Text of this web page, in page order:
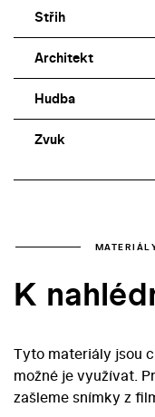
Střih
Architekt
Hudba
Zvuk
K
Tyto materiály jsou
možné je využívat.
zašleme snímky z